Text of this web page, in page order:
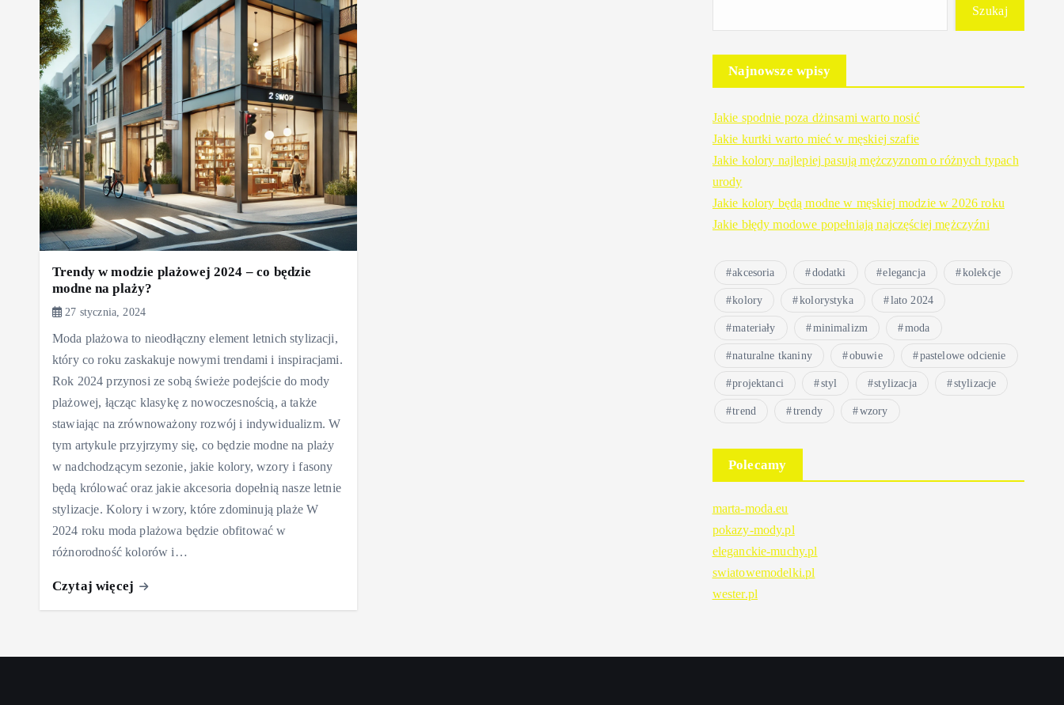
Trendy w modzie plażowej 2024 – co będzie
modne na plaży?
27 stycznia, 2024
Moda plażowa to nieodłączny element letnich stylizacji,
który co roku zaskakuje nowymi trendami i inspiracjami.
Rok 2024 przynosi ze sobą świeże podejście do mody
plażowej, łącząc klasykę z nowoczesnością, a także
stawiając na zrównoważony rozwój i indywidualizm. W
tym artykule przyjrzymy się, co będzie modne na plaży
w nadchodzącym sezonie, jakie kolory, wzory i fasony
będą królować oraz jakie akcesoria dopełnią nasze letnie
stylizacje. Kolory i wzory, które zdominują plaże W
2024 roku moda plażowa będzie obfitować w
różnorodność kolorów i…
Czytaj więcej
Szukaj
Najnowsze wpisy
Jakie spodnie poza dżinsami warto nosić
Jakie kurtki warto mieć w męskiej szafie
Jakie kolory najlepiej pasują mężczyznom o różnych typach
urody
Jakie kolory będą modne w męskiej modzie w 2026 roku
Jakie błędy modowe popełniają najczęściej mężczyźni
akcesoria dodatki elegancja kolekcje
kolory kolorystyka lato 2024
materiały minimalizm moda
naturalne tkaniny obuwie pastelowe odcienie
projektanci styl stylizacja stylizacje
trend trendy wzory
Polecamy
marta-moda.eu
pokazy-mody.pl
eleganckie-muchy.pl
swiatowemodelki.pl
wester.pl